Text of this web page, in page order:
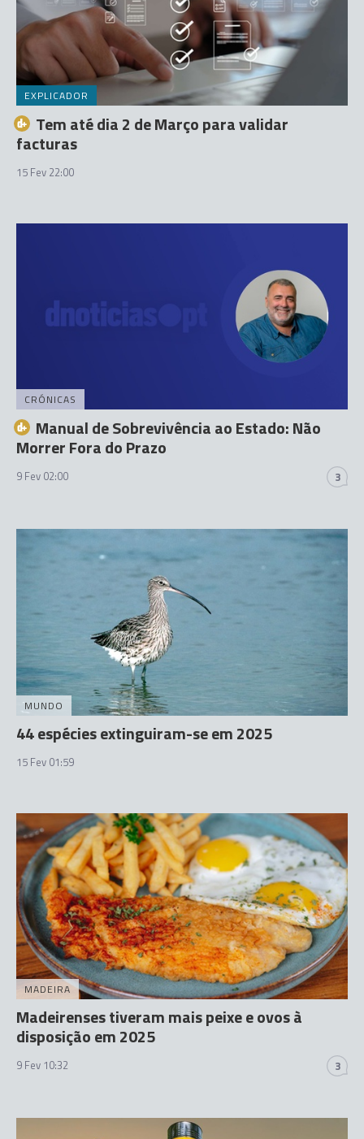
EXPLICADOR
Tem até dia 2 de Março para validar
facturas
15 Fev 22:00
CRÓNICAS
Manual de Sobrevivência ao Estado: Não
Morrer Fora do Prazo
9 Fev 02:00 3
MUNDO
44 espécies extinguiram-se em 2025
15 Fev 01:59
MADEIRA
Madeirenses tiveram mais peixe e ovos à
disposição em 2025
9 Fev 10:32 3